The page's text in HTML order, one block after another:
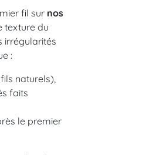
fil sur nos
texture du
irrégularités
:
naturels),
faits
le premier